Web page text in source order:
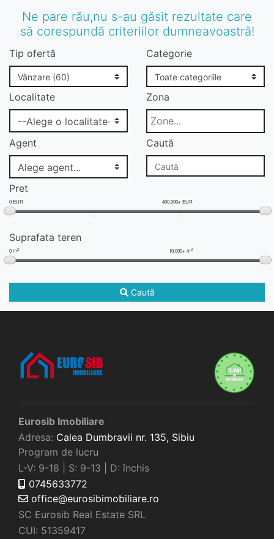
Ne pare rău,nu s-au găsit rezultate care
să corespundă criteriilor dumneavoastră!
Tip ofertă Categorie
Localitate Zona
Agent Caută
Pret
0 EUR 400.000+ EUR
Suprafata teren
0 m2 10.000+ m2
Caută
Eurosib Imobiliare
Adresa: Calea Dumbravii nr. 135, Sibiu
Program de lucru
L-V: 9-18 | S: 9-13 | D: închis
0745633772
office@eurosibimobiliare.ro
SC Eurosib Real Estate SRL
CUI: 51359417